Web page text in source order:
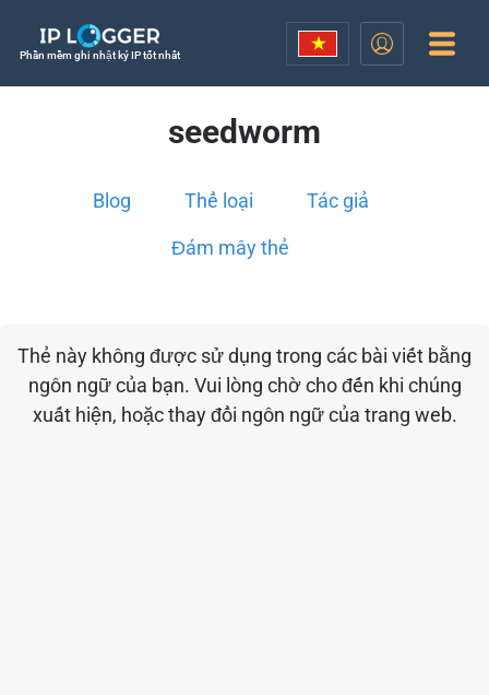
Phần mềm ghi nhật ký IP tốt nhất
seedworm
Blog Thể loại Tác giả
Đám mây thẻ